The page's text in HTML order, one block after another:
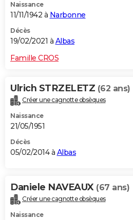
Naissance
11/11/1942 à Narbonne
Décès
19/02/2021 à Albas
Famille CROS
Ulrich STRZELETZ (62 ans)
Créer une cagnotte obsèques
Naissance
21/05/1951
Décès
05/02/2014 à Albas
Daniele NAVEAUX (67 ans)
Créer une cagnotte obsèques
Naissance